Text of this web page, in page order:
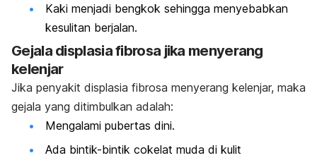
Kaki menjadi bengkok sehingga menyebabkan
kesulitan berjalan.
Gejala displasia fibrosa jika menyerang
kelenjar
Jika penyakit displasia fibrosa menyerang kelenjar, maka
gejala yang ditimbulkan adalah:
Mengalami pubertas dini.
Ada bintik-bintik cokelat muda di kulit